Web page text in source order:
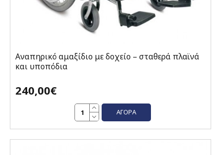
Αναπηρικό αμαξίδιο με δοχείο – σταθερά πλαϊνά
και υποπόδια
240,00€
ΑΓΟΡΆ